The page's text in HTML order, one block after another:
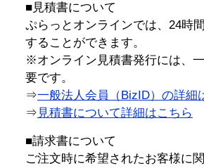
■見積書について
ぷらっとオンラインでは、24時
することができます。
※オンライン見積書発行には、
要です。
⇒一般法人会員（BizID）の詳細
⇒ 見積書について詳細はこちら
■請求書について
ご注文時に希望されたお客様に